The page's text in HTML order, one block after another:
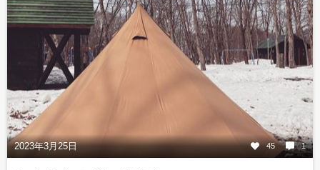
2023年3月25日 45 1